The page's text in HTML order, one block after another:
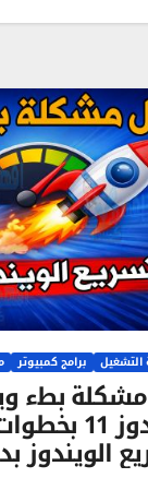
التشغيل برامج كمبيوتر
ويندوز
الويندوز